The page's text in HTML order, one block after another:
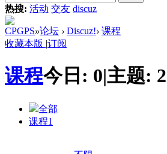
热搜: 活动 交友 discuz
CPGPS»论坛 › Discuz!› 课程
收藏本版 |订阅
课程今日: 0|主题: 2
全部
课程1